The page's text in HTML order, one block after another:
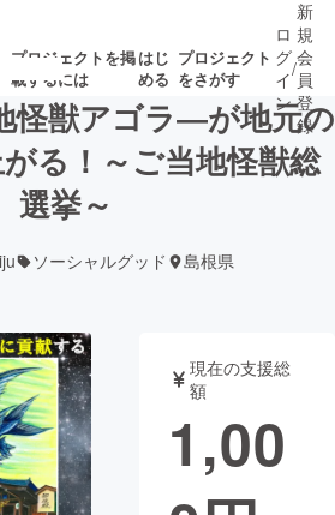
プロジェクトを掲
載するには
はじ
める
プロジェクト
をさがす
の新着プロ 募集終了が近いプ
・ガジェット
書籍・雑誌
ロ
グ
イ
ン
/
新
規
会
員
登
録
怪獣アゴラ―が地元の
る！～ご当地怪獣総
選挙～
ソーシャルグッド 島根県
現在の支援総
額
1,00